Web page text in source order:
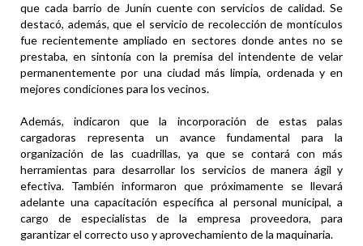
que cada barrio de Junín cuente con servicios de calidad. Se
destacó, además, que el servicio de recolección de montículos
fue recientemente ampliado en sectores donde antes no se
prestaba, en sintonía con la premisa del intendente de velar
permanentemente por una ciudad más limpia, ordenada y en
mejores condiciones para los vecinos.
Además, indicaron que la incorporación de estas palas
cargadoras representa un avance fundamental para la
organización de las cuadrillas, ya que se contará con más
herramientas para desarrollar los servicios de manera ágil y
efectiva. También informaron que próximamente se llevará
adelante una capacitación específica al personal municipal, a
cargo de especialistas de la empresa proveedora, para
garantizar el correcto uso y aprovechamiento de la maquinaria.